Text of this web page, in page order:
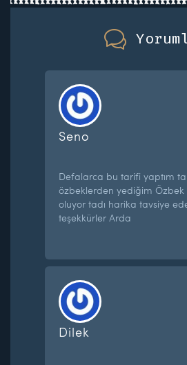
Seno
Defalarca bu tarifi yaptım
özbeklerden yediğim Özbek
oluyor tadı harika tavsiye
teşekkürler Arda
Dilek